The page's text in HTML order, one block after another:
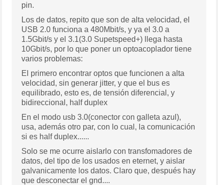
pin.
Los de datos, repito que son de alta velocidad, el
USB 2.0 funciona a 480Mbit/s, y ya el 3.0 a
1.5Gbit/s y el 3.1(3.0 Supetspeed+) llega hasta
10Gbit/s, por lo que poner un optoacoplador tiene
varios problemas:
El primero encontrar optos que funcionen a alta
velocidad, sin generar jitter, y que el bus es
equilibrado, esto es, de tensión diferencial, y
bidireccional, half duplex
En el modo usb 3.0(conector con galleta azul),
usa, además otro par, con lo cual, la comunicación
si es half duplex......
Solo se me ocurre aislarlo con transfomadores de
datos, del tipo de los usados en eternet, y aislar
galvanicamente los datos. Claro que, después hay
que desconectar el gnd....